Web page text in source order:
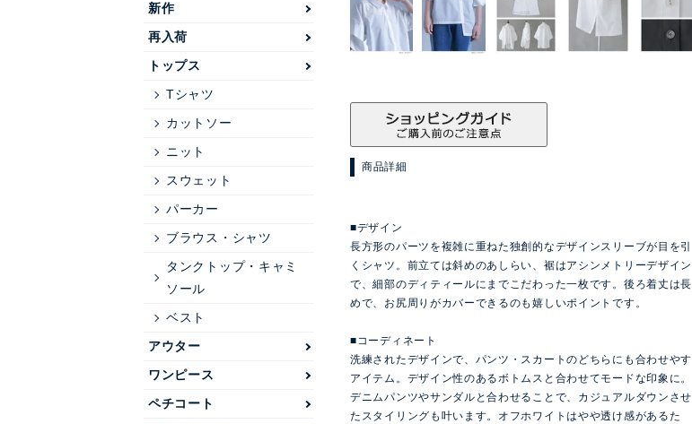
新作
再入荷
トップス
Tシャツ
カットソー
ニット
スウェット
パーカー
ブラウス・シャツ
タンクトップ・キャミ
ソール
ベスト
アウター
ワンピース
ペチコート
商品詳細
■デザイン
長方形のパーツを複雑に重ねた独創的なデザインスリーブが目を引
くシャツ。前立ては斜めのあしらい、裾はアシンメトリーデザイン
で、細部のディティールにまでこだわった一枚です。後ろ着丈は長
めで、お尻周りがカバーできるのも嬉しいポイントです。
■コーディネート
洗練されたデザインで、パンツ・スカートのどちらにも合わせやす
アイテム。デザイン性のあるボトムスと合わせてモードな印象に。
デニムパンツやサンダルと合わせることで、カジュアルダウンさせ
たスタイリングも叶います。オフホワイトはやや透け感があるた